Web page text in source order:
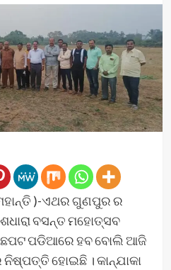
)-ଏଥର ଗୁଣପୁର ର
ବସନ୍ତ ମହୋତ୍ସବ
ପଡିଆରେ ହବ ବୋଲି ଆଜି
ହୋଇଛି । କାନ୍ଯାକା